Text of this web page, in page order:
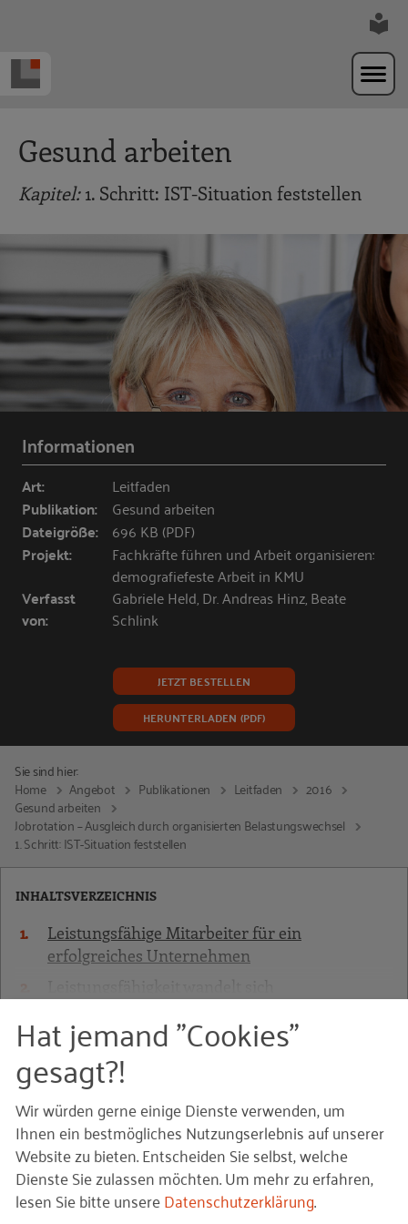
Gesund arbeiten
Kapitel:1. Schritt: IST-Situation feststellen
Informationen
Art: Leitfaden
Publikation: Gesund arbeiten
Dateigröße: 696 KB (PDF)
Projekt:
Fachkräfte führen und Arbeit organisieren:
demografiefeste Arbeit in KMU
Verfasst
von:
Gabriele Held, Dr. Andreas Hinz, Beate
Schlink
JETZT BESTELLEN
HERUNTERLADEN (PDF)
Sie sind hier:
Home
Angebot Publikationen Leitfaden
2016
Gesund arbeiten
Jobrotation – Ausgleich durch organisierten Belastungswechsel
1. Schritt: IST-Situation feststellen
INHALTSVERZEICHNIS
Leistungsfähige Mitarbeiter für ein
erfolgreiches Unternehmen
Arbeitsplätze gesund gestalten
Heben, Halten und Tragen – richtig und sicher
1. Schritt: Vorbereiten
2. Schritt: Maßnahmen entwickeln und
umsetzen
Lärm – vermeiden oder reduzieren
MEHR ANZEIGEN
1. Schritt: IST-Situation
feststellen
Mit der Gefährdungsbeurteilung finden Sie heraus,
Hat jemand "Cookies"
gesagt?!
Wir würden gerne einige Dienste verwenden, um
Ihnen ein bestmögliches Nutzungserlebnis auf unserer
Website zu bieten. Entscheiden Sie selbst, welche
Dienste Sie zulassen möchten.Um mehr zu erfahren,
lesen Sie bitte unsereDatenschutzerklärung.